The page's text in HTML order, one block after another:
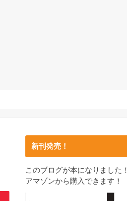
新刊発売！
このブログが本になりました！
アマゾンから購入できます！